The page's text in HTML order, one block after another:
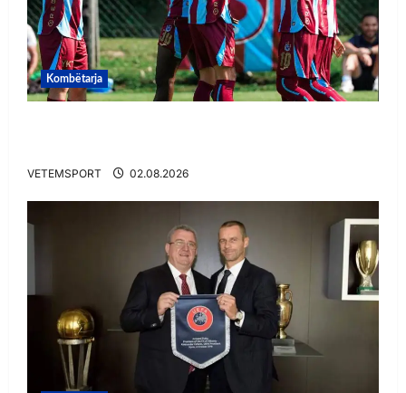
Kombëtarja
VETEMSPORT 02.08.2026